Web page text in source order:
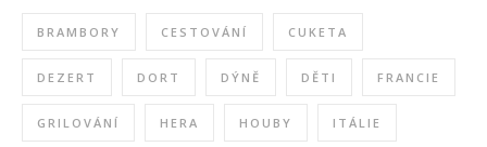
BRAMBORY CESTOVÁNÍ CUKETA
DEZERT DORT DÝNĚ DĚTI FRANCIE
GRILOVÁNÍ HERA HOUBY ITÁLIE